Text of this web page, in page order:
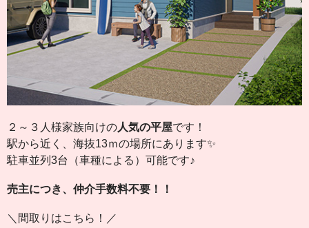
２～３人様家族向けの人気の平屋です！
駅から近く、海抜13ｍの場所にあります✨
駐車並列3台（車種による）可能です♪
売主につき、仲介手数料不要！！
＼間取りはこちら！／